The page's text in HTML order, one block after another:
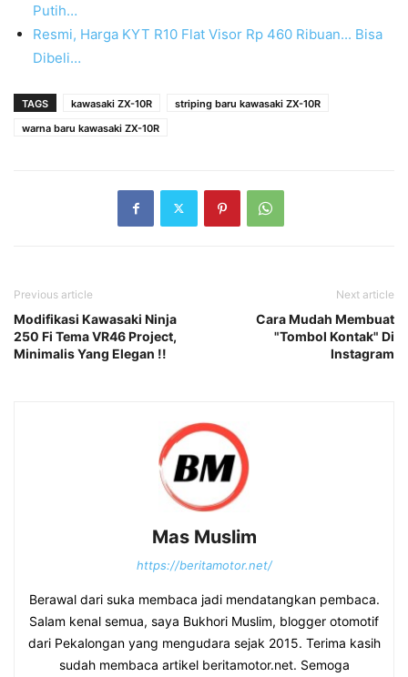
Putih…
Resmi, Harga KYT R10 Flat Visor Rp 460 Ribuan... Bisa
Dibeli…
TAGS kawasaki ZX-10R
striping baru kawasaki ZX-10R
warna baru kawasaki ZX-10R
Previous article
Modifikasi Kawasaki Ninja
250 Fi Tema VR46 Project,
Minimalis Yang Elegan !!
Next article
Cara Mudah Membuat
"Tombol Kontak" Di
Instagram
Mas Muslim
https://beritamotor.net/
Berawal dari suka membaca jadi mendatangkan pembaca.
Salam kenal semua, saya Bukhori Muslim, blogger otomotif
dari Pekalongan yang mengudara sejak 2015. Terima kasih
sudah membaca artikel beritamotor.net. Semoga